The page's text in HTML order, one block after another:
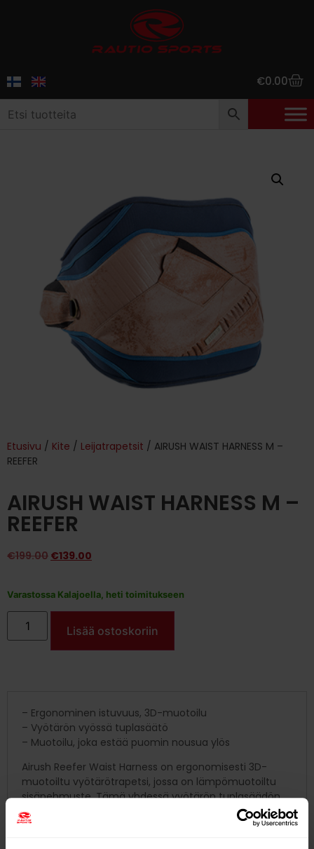
€0.00
Etusivu / Kite / Leijatrapetsit / AIRUSH WAIST HARNESS M –
REEFER
AIRUSH WAIST HARNESS M –
REEFER
€199.00 €139.00
Varastossa Kalajoella, heti toimitukseen
Lisää ostoskoriin
– Ergonominen istuvuus, 3D-muotoilu
– Vyötärön vyössä tuplasäätö
– Muotoilu, joka estää puomin nousua ylös
Airush Reefer Waist Harness on ergonomisesti 3D-
muotoiltu vyötärötrapetsi, jossa on lämpömuotoiltu
sisäpehmuste. Tämä yhdessä vyötärön tuplasäädön
kanssa takaa trapetsille tiukan istuvuuden. Trapetsin
voi hienosäätää jokaisen kitekuskin vaatimusten